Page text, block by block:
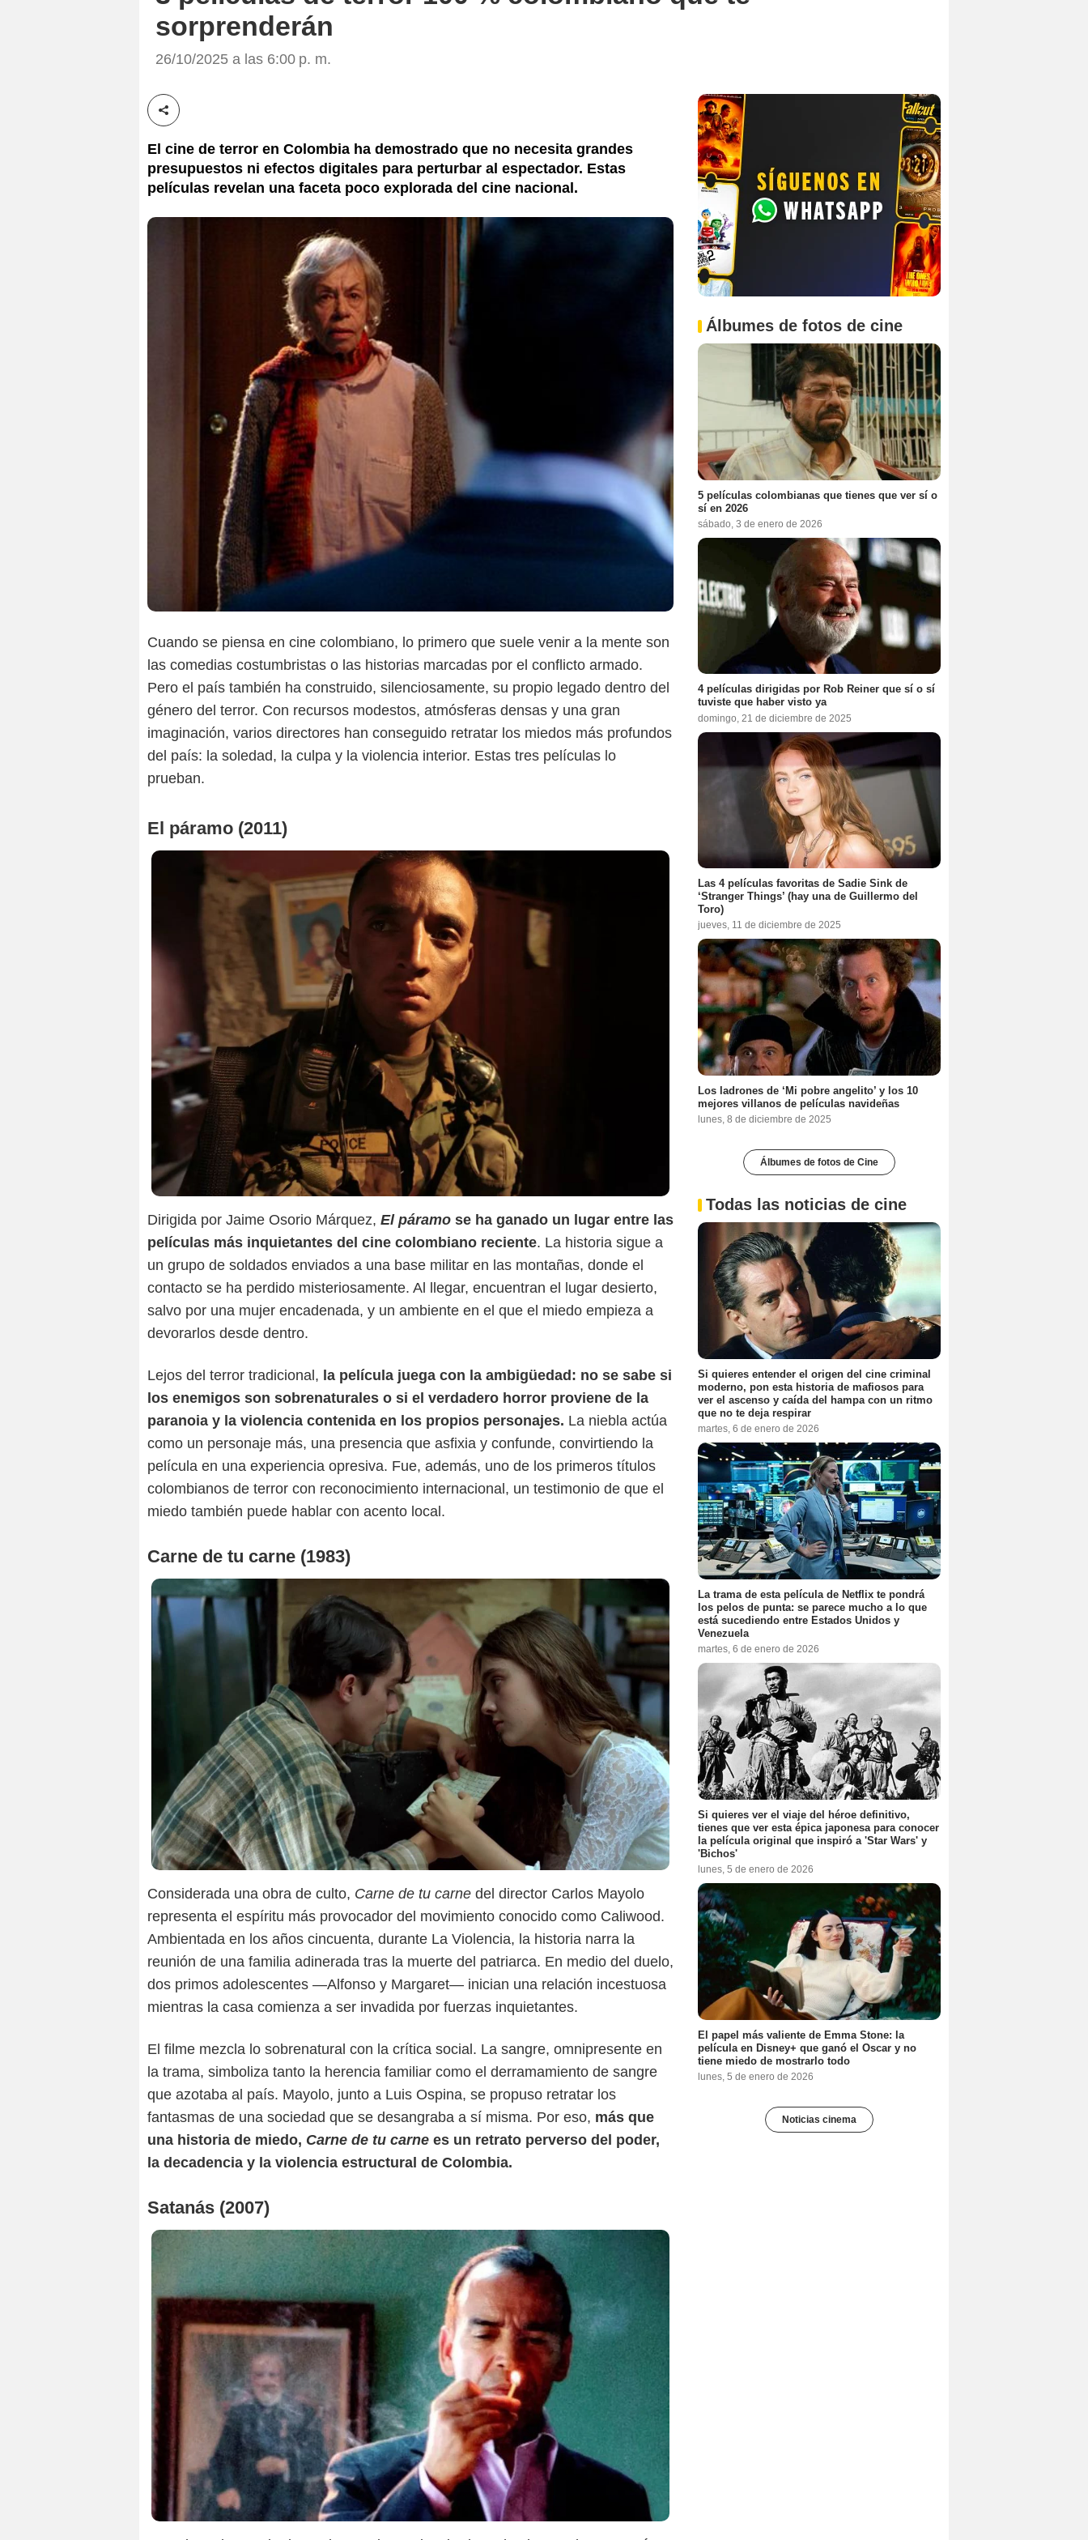
sorprenderán
26/10/2025 a las 6:00 p. m.
Compartir esta noticia
El cine de terror en Colombia ha demostrado que no necesita grandes
presupuestos ni efectos digitales para perturbar al espectador. Estas
películas revelan una faceta poco explorada del cine nacional.
Cuando se piensa en cine colombiano, lo primero que suele venir a la mente son
las comedias costumbristas o las historias marcadas por el conflicto armado.
Pero el país también ha construido, silenciosamente, su propio legado dentro del
género del terror. Con recursos modestos, atmósferas densas y una gran
imaginación, varios directores han conseguido retratar los miedos más profundos
del país: la soledad, la culpa y la violencia interior. Estas tres películas lo
prueban.
El páramo (2011)
Retina Latina
Dirigida por Jaime Osorio Márquez, El páramo se ha ganado un lugar entre las
películas más inquietantes del cine colombiano reciente. La historia sigue a
un grupo de soldados enviados a una base militar en las montañas, donde el
contacto se ha perdido misteriosamente. Al llegar, encuentran el lugar desierto,
salvo por una mujer encadenada, y un ambiente en el que el miedo empieza a
devorarlos desde dentro.
Lejos del terror tradicional, la película juega con la ambigüedad: no se sabe si
los enemigos son sobrenaturales o si el verdadero horror proviene de la
paranoia y la violencia contenida en los propios personajes. La niebla actúa
como un personaje más, una presencia que asfixia y confunde, convirtiendo la
película en una experiencia opresiva. Fue, además, uno de los primeros títulos
colombianos de terror con reconocimiento internacional, un testimonio de que el
miedo también puede hablar con acento local.
Carne de tu carne (1983)
IMDb
Considerada una obra de culto, Carne de tu carne del director Carlos Mayolo
representa el espíritu más provocador del movimiento conocido como Caliwood.
Ambientada en los años cincuenta, durante La Violencia, la historia narra la
reunión de una familia adinerada tras la muerte del patriarca. En medio del duelo,
dos primos adolescentes —Alfonso y Margaret— inician una relación incestuosa
mientras la casa comienza a ser invadida por fuerzas inquietantes.
El filme mezcla lo sobrenatural con la crítica social. La sangre, omnipresente en
la trama, simboliza tanto la herencia familiar como el derramamiento de sangre
que azotaba al país. Mayolo, junto a Luis Ospina, se propuso retratar los
fantasmas de una sociedad que se desangraba a sí misma. Por eso, más que
una historia de miedo, Carne de tu carne es un retrato perverso del poder,
la decadencia y la violencia estructural de Colombia.
Satanás (2007)
TMDB
Álbumes de fotos de cine
5 películas colombianas que tienes que ver sí o
sí en 2026
sábado, 3 de enero de 2026
4 películas dirigidas por Rob Reiner que sí o sí
tuviste que haber visto ya
domingo, 21 de diciembre de 2025
Las 4 películas favoritas de Sadie Sink de
‘Stranger Things’ (hay una de Guillermo del
Toro)
jueves, 11 de diciembre de 2025
Los ladrones de ‘Mi pobre angelito’ y los 10
mejores villanos de películas navideñas
lunes, 8 de diciembre de 2025
Álbumes de fotos de Cine
Todas las noticias de cine
Si quieres entender el origen del cine criminal
moderno, pon esta historia de mafiosos para
ver el ascenso y caída del hampa con un ritmo
que no te deja respirar
martes, 6 de enero de 2026
La trama de esta película de Netflix te pondrá
los pelos de punta: se parece mucho a lo que
está sucediendo entre Estados Unidos y
Venezuela
martes, 6 de enero de 2026
Si quieres ver el viaje del héroe definitivo,
tienes que ver esta épica japonesa para conocer
la película original que inspiró a 'Star Wars' y
'Bichos'
lunes, 5 de enero de 2026
El papel más valiente de Emma Stone: la
película en Disney+ que ganó el Oscar y no
tiene miedo de mostrarlo todo
lunes, 5 de enero de 2026
Noticias cinema